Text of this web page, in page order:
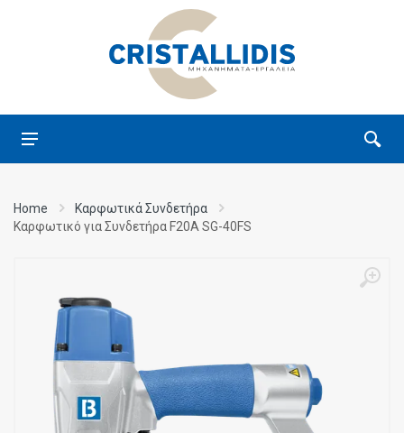
Home
Καρφωτικά Συνδετήρα
Καρφωτικό για Συνδετήρα F20A SG-40FS